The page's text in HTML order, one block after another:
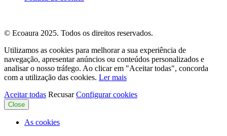
© Ecoaura 2025. Todos os direitos reservados.
Utilizamos as cookies para melhorar a sua experiência de
navegação, apresentar anúncios ou conteúdos personalizados e
analisar o nosso tráfego. Ao clicar em "Aceitar todas", concorda
com a utilização das cookies. Ler mais
Aceitar todas Recusar Configurar cookies
Close
As cookies